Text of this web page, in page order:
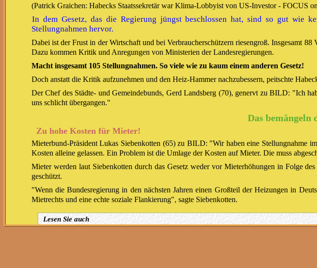
(Patrick Graichen: Habecks Staatssekretär war Klima-Lobbyist von US-Investor - FOCUS
In dem Gesetz, das die Regierung jüngst beschlossen hat, sind so gut wie
Stellungnahmen hervor.
Dabei ist der Frust in der Wirtschaft und bei Verbraucherschützern riesengroß. Insgesamt
Dazu kommen Kritik und Anregungen von Ministerien der Landesregierungen.
Macht insgesamt 105 Stellungnahmen. So viele wie zu kaum einem anderen Gesetz!
Doch anstatt die Kritik aufzunehmen und den Heiz-Hammer nachzubessern, peitschte
Der Chef des Städte- und Gemeindebunds, Gerd Landsberg (70), genervt zu BILD: "Ich
uns schlicht übergangen."
Das bemängeln
Zu hohe Kosten für Mieter!
Mieterbund-Präsident Lukas Siebenkotten (65) zu BILD: "Wir haben eine Stellungnahme
Kosten alleine gelassen. Ein Problem ist die Umlage der Kosten auf Mieter. Die muss
Mieter werden laut Siebenkotten durch das Gesetz weder vor Mieterhöhungen in Folge
geschützt.
"Wenn die Bundesregierung in den nächsten Jahren einen Großteil der Heizungen in
Mietrechts und eine echte soziale Flankierung", sagte Siebenkotten.
Lesen Sie auch
Mega-Spenden gegen Einfluss?